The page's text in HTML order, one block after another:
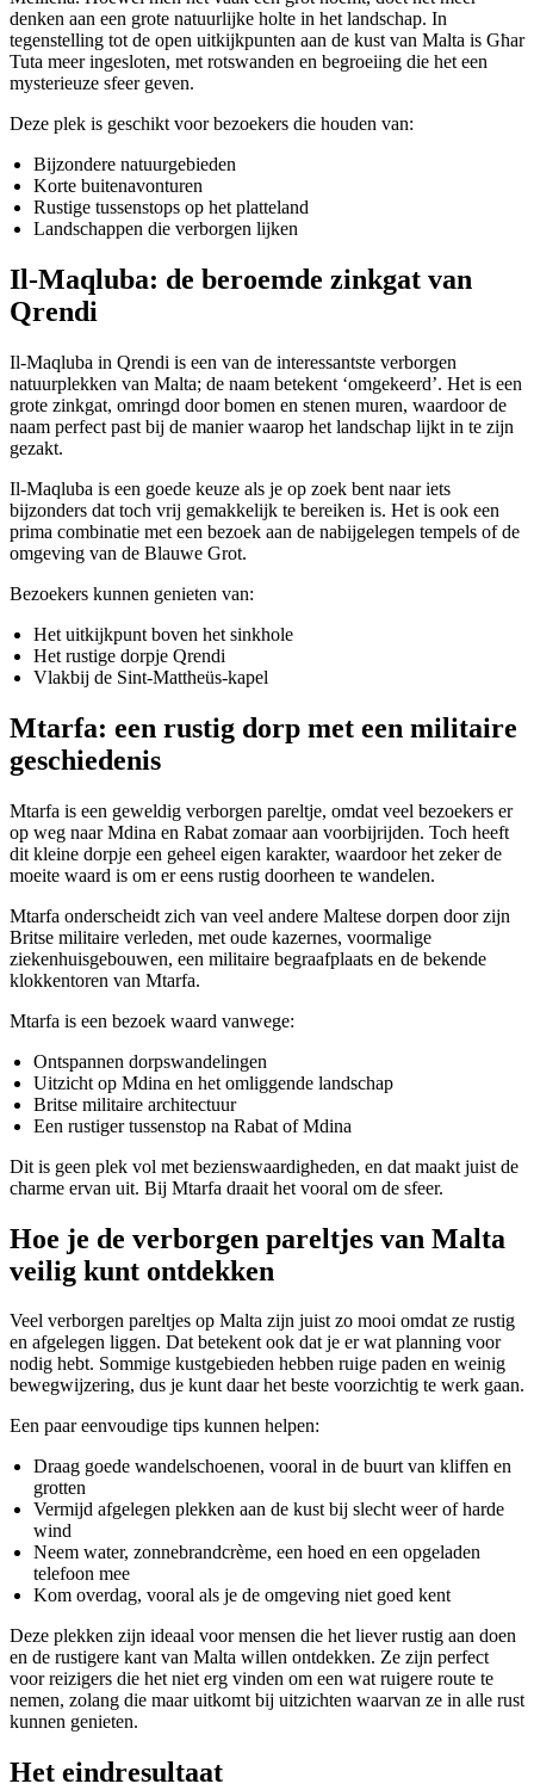
denken aan een grote natuurlijke holte in het landschap. In
tegenstelling tot de open uitkijkpunten aan de kust van Malta is Għar
Tuta meer ingesloten, met rotswanden en begroeiing die het een
mysterieuze sfeer geven.
Deze plek is geschikt voor bezoekers die houden van:
Bijzondere natuurgebieden
Korte buitenavonturen
Rustige tussenstops op het platteland
Landschappen die verborgen lijken
Il-Maqluba: de beroemde zinkgat van
Qrendi
Il-Maqluba in Qrendi is een van de interessantste verborgen
natuurplekken van Malta; de naam betekent ‘omgekeerd’. Het is een
grote zinkgat, omringd door bomen en stenen muren, waardoor de
naam perfect past bij de manier waarop het landschap lijkt in te zijn
gezakt.
Il-Maqluba is een goede keuze als je op zoek bent naar iets
bijzonders dat toch vrij gemakkelijk te bereiken is. Het is ook een
prima combinatie met een bezoek aan de nabijgelegen tempels of de
omgeving van de Blauwe Grot.
Bezoekers kunnen genieten van:
Het uitkijkpunt boven het sinkhole
Het rustige dorpje Qrendi
Vlakbij de Sint-Mattheüs-kapel
Mtarfa: een rustig dorp met een militaire
geschiedenis
Mtarfa is een geweldig verborgen pareltje, omdat veel bezoekers er
op weg naar Mdina en Rabat zomaar aan voorbijrijden. Toch heeft
dit kleine dorpje een geheel eigen karakter, waardoor het zeker de
moeite waard is om er eens rustig doorheen te wandelen.
Mtarfa onderscheidt zich van veel andere Maltese dorpen door zijn
Britse militaire verleden, met oude kazernes, voormalige
ziekenhuisgebouwen, een militaire begraafplaats en de bekende
klokkentoren van Mtarfa.
Mtarfa is een bezoek waard vanwege:
Ontspannen dorpswandelingen
Uitzicht op Mdina en het omliggende landschap
Britse militaire architectuur
Een rustiger tussenstop na Rabat of Mdina
Dit is geen plek vol met bezienswaardigheden, en dat maakt juist de
charme ervan uit. Bij Mtarfa draait het vooral om de sfeer.
Hoe je de verborgen pareltjes van Malta
veilig kunt ontdekken
Veel verborgen pareltjes op Malta zijn juist zo mooi omdat ze rustig
en afgelegen liggen. Dat betekent ook dat je er wat planning voor
nodig hebt. Sommige kustgebieden hebben ruige paden en weinig
bewegwijzering, dus je kunt daar het beste voorzichtig te werk gaan.
Een paar eenvoudige tips kunnen helpen:
Draag goede wandelschoenen, vooral in de buurt van kliffen en
grotten
Vermijd afgelegen plekken aan de kust bij slecht weer of harde
wind
Neem water, zonnebrandcrème, een hoed en een opgeladen
telefoon mee
Kom overdag, vooral als je de omgeving niet goed kent
Deze plekken zijn ideaal voor mensen die het liever rustig aan doen
en de rustigere kant van Malta willen ontdekken. Ze zijn perfect
voor reizigers die het niet erg vinden om een wat ruigere route te
nemen, zolang die maar uitkomt bij uitzichten waarvan ze in alle rust
kunnen genieten.
Het eindresultaat